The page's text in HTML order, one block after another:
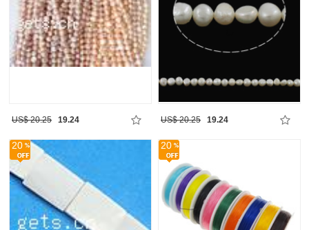
US$ 20.25 19.24 US$ 20.25 19.24
20 20